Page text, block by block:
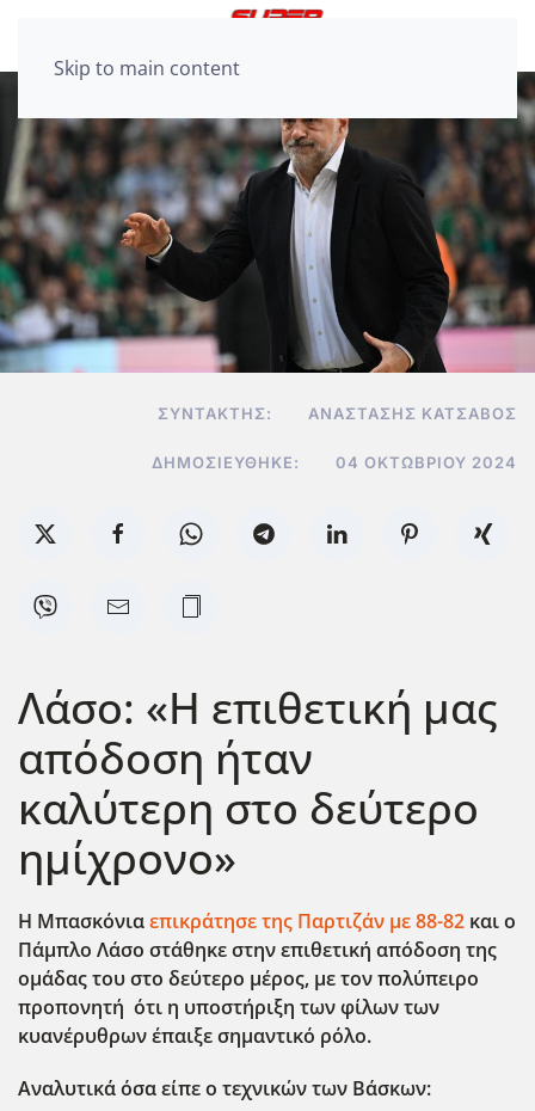
Skip to main content
ΣΥΝΤΆΚΤΗΣ: ΑΝΑΣΤΆΣΗΣ ΚΑΤΣΑΒΌΣ
ΔΗΜΟΣΙΕΎΘΗΚΕ: 04 ΟΚΤΩΒΡΊΟΥ 2024
Λάσο: «Η επιθετική μας
απόδοση ήταν
καλύτερη στο δεύτερο
ημίχρονο»
Η Μπασκόνιαεπικράτησε της Παρτιζάν με 88-82 και ο
Πάμπλο Λάσο στάθηκε στην επιθετική απόδοση της
ομάδας του στο δεύτερο μέρος, με τον πολύπειρο
προπονητή ότι η υποστήριξη των φίλων των
κυανέρυθρων έπαιξε σημαντικό ρόλο.
Αναλυτικά όσα είπε ο τεχνικών των Βάσκων: